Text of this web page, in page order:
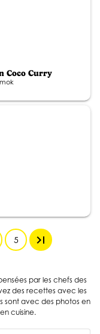
Coco Curry
5 last_page
par les chefs des
des recettes avec les
sont avec des photos en
cuisine.